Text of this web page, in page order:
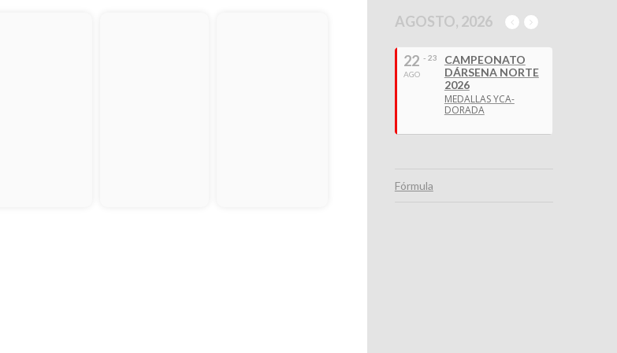
AGOSTO, 2026
22
AGO
- 23
CAMPEONATO
DÁRSENA NORTE
2026
MEDALLAS YCA-
DORADA
Fórmula